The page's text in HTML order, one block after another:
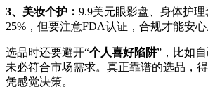
3、 美妆个护： 9.9美元眼影盘、身体护
25%，但要注意FDA认证，合规才能安心
选品时还要避开“个人喜好陷阱”，比如
未必符合市场需求。真正靠谱的选品，
凭感觉决策。